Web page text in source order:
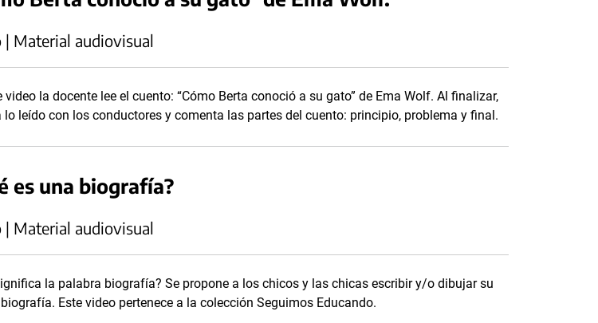
| Material audiovisual
video la docente lee el cuento: “Cómo Berta conoció a su gato” de Ema Wolf. Al finalizar,
lo leído con los conductores y comenta las partes del cuento: principio, problema y final.
es una biografía?
| Material audiovisual
la palabra biografía? Se propone a los chicos y las chicas escribir y/o dibujar su
Este video pertenece a la colección Seguimos Educando.